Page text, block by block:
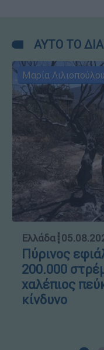
ΑΥΤΟ ΤΟ
Μαρία Λιλιοπούλου
Ελλάδα┋
Πύρινος
200.000
χαλέπιος
κίνδυνο